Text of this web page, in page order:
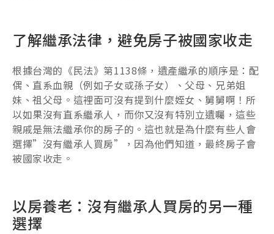
了解繼承法律，避免房子被國家收走
根據台灣的《民法》第1138條，遺產繼承的順序是：配
偶、直系血親（例如子女或孫子女）、父母、兄弟姐
妹、祖父母。這裡面可沒有提到什麼姪女、舅舅啊！所
以如果沒有直系繼承人，而你又沒有特別立遺囑，這些
親戚是無法繼承你的房子的。這也就是為什麼有些人會
選擇”沒有繼承人買房”，因為他們知道，最終房子會
被國家收走。
以房養老：沒有繼承人買房的另一種
選擇